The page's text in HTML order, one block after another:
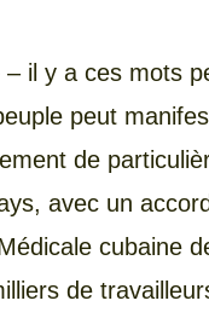
il y a ces mots
peut
de
avec un
cubaine
de